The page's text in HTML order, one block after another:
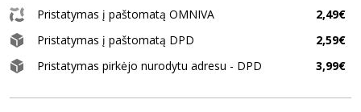
Pristatymas į paštomatą OMNIVA
2,49€
Pristatymas į paštomatą DPD
2,59€
Pristatymas pirkėjo nurodytu adresu - DPD
3,99€